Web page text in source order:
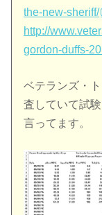
the-new-sheriff/
http://
gordon-duffs-
ベテランズ・
査していて試
言ってます。